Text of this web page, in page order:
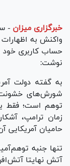
خبرگزاری میزان -
واکنش به اظهارات
حساب کاربری خود
نوشت:
به گفته دولت
شورش‌های
توهم است؛ فقط
زمان ترامپ،
حامیان آمریکایی
تنها جنبه
آتش نهایتا